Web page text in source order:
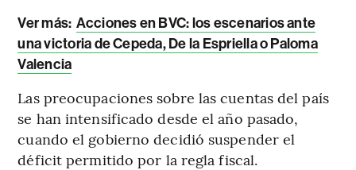
Ver más: Acciones en BVC: los escenarios ante
una victoria de Cepeda, De la Espriella o Paloma
Valencia
Las preocupaciones sobre las cuentas del país
se han intensificado desde el año pasado,
cuando el gobierno decidió suspender el
déficit permitido por la regla fiscal.